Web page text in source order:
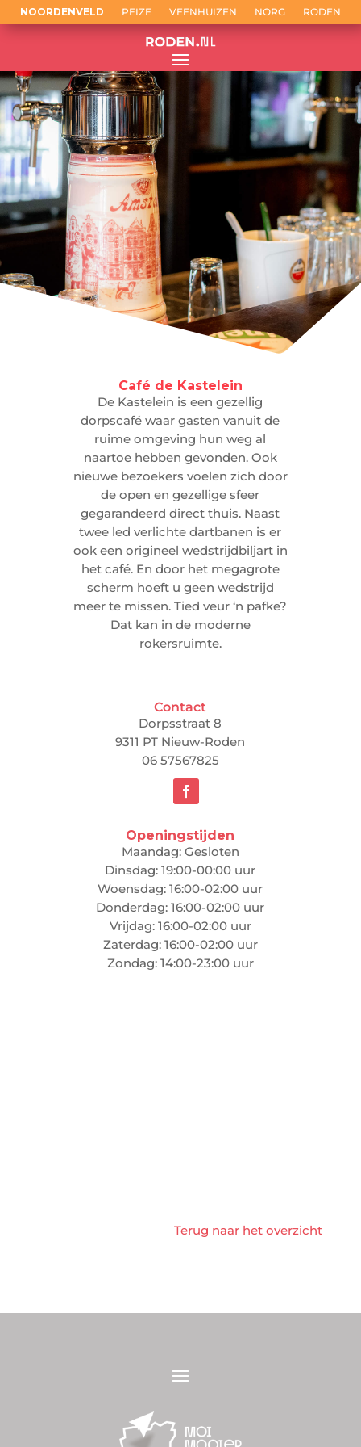
NOORDENVELD PEIZE VEENHUIZEN NORG RODEN
Café de Kastelein
De Kastelein is een gezellig
dorpscafé waar gasten vanuit de
ruime omgeving hun weg al
naartoe hebben gevonden. Ook
nieuwe bezoekers voelen zich door
de open en gezellige sfeer
gegarandeerd direct thuis. Naast
twee led verlichte dartbanen is er
ook een origineel wedstrijdbiljart in
het café. En door het megagrote
scherm hoeft u geen wedstrijd
meer te missen. Tied veur ‘n pafke?
Dat kan in de moderne
rokersruimte.
Contact
Dorpsstraat 8
9311 PT Nieuw-Roden
06 57567825
Openingstijden
Maandag: Gesloten
Dinsdag: 19:00-00:00 uur
Woensdag: 16:00-02:00 uur
Donderdag: 16:00-02:00 uur
Vrijdag: 16:00-02:00 uur
Zaterdag: 16:00-02:00 uur
Zondag: 14:00-23:00 uur
Terug naar het overzicht